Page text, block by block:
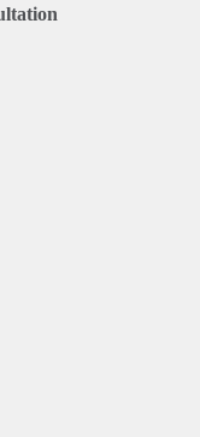
per maand
is slechts ter
eventuele
ontleend.